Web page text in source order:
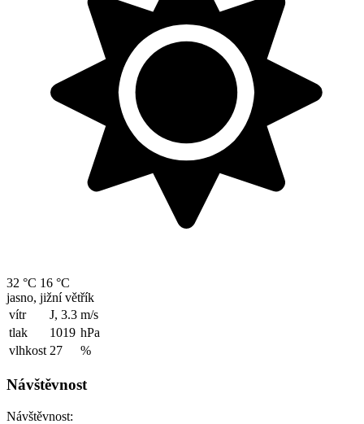
32 °C 16 °C
jasno, jižní větřík
vítr
J, 3.3 m/s
tlak
1019 hPa
vlhkost 27 %
Návštěvnost
Návštěvnost: